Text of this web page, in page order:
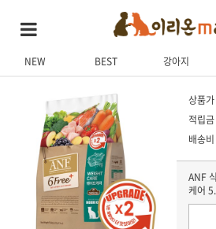
NEW BEST 강아지
상품가
적립금
배송비
ANF
케어